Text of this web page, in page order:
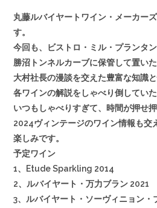
丸藤ルバイヤートワイン・メーカー
す。
今回も、ビストロ・ミル・プランタ
勝沼トンネルカーブに保管して置いた
大村社長の漫談を交えた豊富な知識と
各ワインの解説をしゃべり倒していた
いつもしゃべりすぎて、時間が押せ
2024ヴィンテージのワイン情報も交
楽しみです。
予定ワイン
1、Etude Sparkling 2014
2、ルバイヤート・万力ブラン 2021
3、ルバイヤート・ソーヴィニョン・